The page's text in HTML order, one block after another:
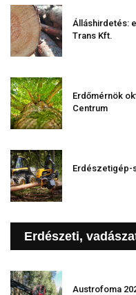
Álláshirdetés:
Trans Kft.
Erdőmérnök
Centrum
Erdészetigép-
Erdészeti,
Austrofoma